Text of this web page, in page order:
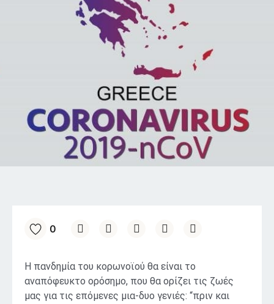
0
Η πανδημία του κορωνοϊού θα είναι το
αναπόφευκτο ορόσημο, που θα ορίζει τις ζωές
μας για τις επόμενες μια-δυο γενιές: “πριν και